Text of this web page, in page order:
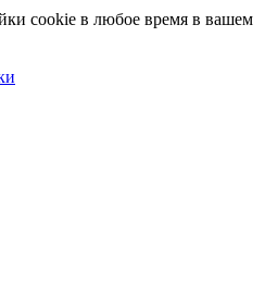
cookie в любое время в вашем